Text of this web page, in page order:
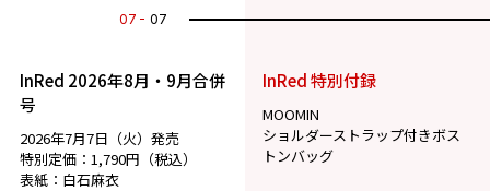
07 07
InRed 2026年8月・9月合併
号
2026年7月7日（火）発売
特別定価：1,790円（税込）
表紙：白石麻衣
InRed 特別付録
MOOMIN
ショルダーストラップ付きボス
トンバッグ